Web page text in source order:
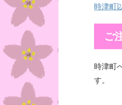
時津町
ご
時津町
す。